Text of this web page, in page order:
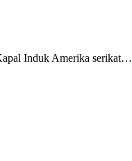
Induk Amerika serikat…